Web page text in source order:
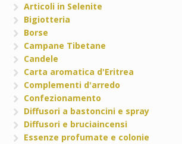
Articoli in Selenite
Bigiotteria
Borse
Campane Tibetane
Candele
Carta aromatica d'Eritrea
Complementi d'arredo
Confezionamento
Diffusori a bastoncini e spray
Diffusori e bruciaincensi
Essenze profumate e colonie